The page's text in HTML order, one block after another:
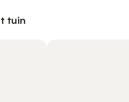
tuin